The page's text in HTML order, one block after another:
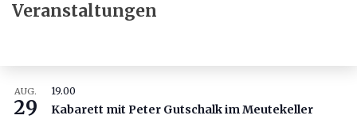
Veranstaltungen
AUG.
29
19.00
Kabarett mit Peter Gutschalk im Meutekeller